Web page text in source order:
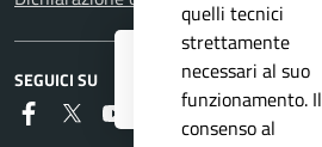
Registrati ai serviziAPP IO
aggiornamenti dall'Ente
SEGUICI SU
FaceboookTwitter YoutubeRSS
quelli tecnici
strettamente
necessari al suo
funzionamento. Il
consenso al